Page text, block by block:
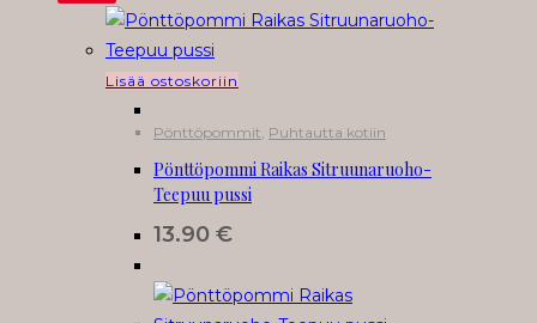
Lisää ostoskoriin
Pönttöpommit, Puhtautta kotiin
Pönttöpommi Raikas Sitruunaruoho-
Teepuu pussi
13.90 €